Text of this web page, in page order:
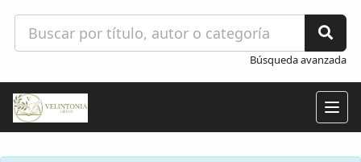
Búsqueda avanzada